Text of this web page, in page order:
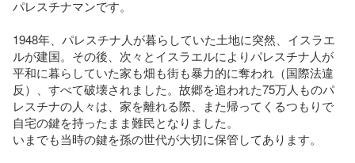
パレスチナマンです。
1948年、パレスチナ人が暮らしていた土地に突然、イスラエ
ルが建国。その後、次々とイスラエルによりパレスチナ人が
平和に暮らしていた家も畑も街も暴力的に奪われ（国際法違
反）、すべて破壊されました。故郷を追われた75万人ものパ
レスチナの人々は、家を離れる際、また帰ってくるつもりで
自宅の鍵を持ったまま難民となりました。
いまでも当時の鍵を孫の世代が大切に保管してあります。